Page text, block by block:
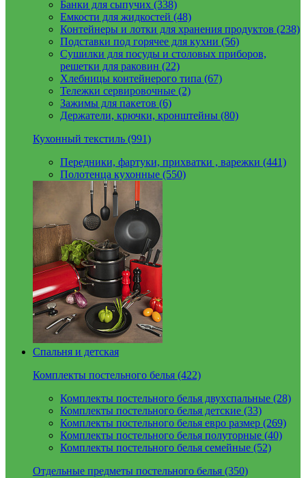
Банки для сыпучих (338)
Емкости для жидкостей (48)
Контейнеры и лотки для хранения продуктов (238)
Подставки под горячее для кухни (56)
Сушилки для посуды и столовых приборов,
решетки для раковин (22)
Хлебницы контейнерого типа (67)
Тележки сервировочные (2)
Зажимы для пакетов (6)
Держатели, крючки, кронштейны (80)
Кухонный текстиль (991)
Передники, фартуки, прихватки , варежки (441)
Полотенца кухонные (550)
Спальня и детская
Комплекты постельного белья (422)
Комплекты постельного белья двухспальные (28)
Комплекты постельного белья детские (33)
Комплекты постельного белья евро размер (269)
Комплекты постельного белья полуторные (40)
Комплекты постельного белья семейные (52)
Отдельные предметы постельного белья (350)